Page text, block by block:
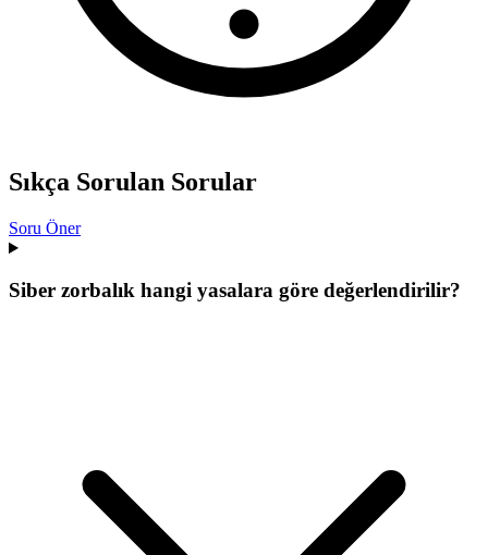
Sıkça Sorulan Sorular
Soru Öner
Siber zorbalık hangi yasalara göre değerlendirilir?